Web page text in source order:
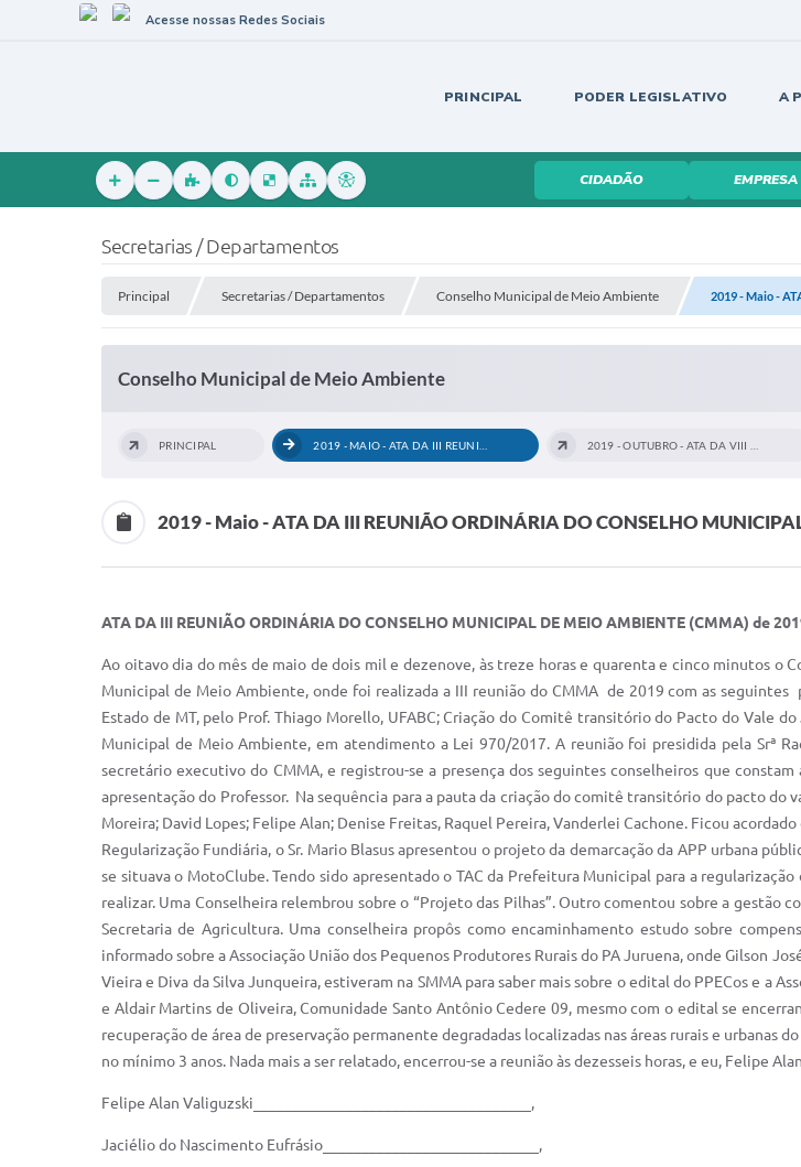
Acesse nossas Redes Sociais
PRINCIPAL PODER LEGISLATIVO A
CIDADÃO EMPRESA
Secretarias / Departamentos
Principal Secretarias / Departamentos Conselho Municipal de Meio Ambiente 2019 - Maio -
Conselho Municipal de Meio Ambiente
PRINCIPAL
2019 - Maio - ATA DA III REUNIÃO ORDINÁRIA DO CONSELHO
ATA DA III REUNIÃO ORDINÁRIA DO CONSELHO MUNICIPAL DE MEIO AMBIENTE (CMMA) de
Ao oitavo dia do mês de maio de dois mil e dezenove, às treze horas e quarenta e cinco minutos
Municipal de Meio Ambiente, onde foi realizada a III reunião do CMMA de 2019 com as
Estado de MT, pelo Prof. Thiago Morello, UFABC; Criação do Comitê transitório do Pacto do Vale
Municipal de Meio Ambiente, em atendimento a Lei 970/2017. A reunião foi presidida pela Srª
secretário executivo do CMMA, e registrou-se a presença dos seguintes conselheiros que
apresentação do Professor. Na sequência para a pauta da criação do comitê transitório do pacto
Moreira; David Lopes; Felipe Alan; Denise Freitas, Raquel Pereira, Vanderlei Cachone. Ficou
Regularização Fundiária, o Sr. Mario Blasus apresentou o projeto da demarcação da APP urbana
se situava o MotoClube. Tendo sido apresentado o TAC da Prefeitura Municipal para a
realizar. Uma Conselheira relembrou sobre o “Projeto das Pilhas”. Outro comentou sobre a gestão
Secretaria de Agricultura. Uma conselheira propôs como encaminhamento estudo sobre
informado sobre a Associação União dos Pequenos Produtores Rurais do PA Juruena, onde Gilson
Vieira e Diva da Silva Junqueira, estiveram na SMMA para saber mais sobre o edital do PPECos e a
e Aldair Martins de Oliveira, Comunidade Santo Antônio Cedere 09, mesmo com o edital se
recuperação de área de preservação permanente degradadas localizadas nas áreas rurais e
no mínimo 3 anos. Nada mais a ser relatado, encerrou-se a reunião às dezesseis horas, e eu, Felipe
Felipe Alan Valiguzski____________________________________,
Jaciélio do Nascimento Eufrásio____________________________,